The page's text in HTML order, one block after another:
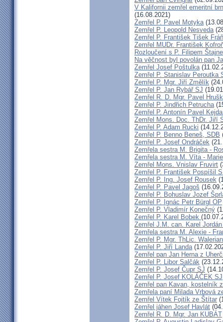
V Kalifornii zemřel emeritní
(16.08.2021)
Zemřel P. Pavel Motyka
Zemřel P. Leopold Nesveda
Zemřel P. František Tišek
Zemřel MUDr. František
Rozloučení s P. Filipem
Na věčnost byl povolán pan
Zemřel Josef Poštulka
Zemřel P. Stanislav Peroutka
Zemřel P. Mgr. Jiří Změlík
Zemřel P. Jan Rybář SJ
Zemřel R. D. Mgr. Pavel
Zemřel P. Jindřich Petrucha
Zemřel P. Antonín Pavel
Zemřel Mons. Doc. ThDr. Jiří
Zemřel P. Adam Rucki
Zemřel P. Benno Beneš, SDB
Zemřel P. Josef Ondráček
Zemřela sestra M. Brigita -
Zemřela sestra M. Víta -
Zemřel Mons. Vnislav Fruvirt
Zemřel P. František Pospíšil
Zemřel P. Ing. Josef Rousek
Zemřel P. Pavel Jagoš
Zemřel P. Bohuslav Jozef
Zemřel P. Ignác Petr Bürgl OP
Zemřel P. Vladimír Konečný
Zemřel P. Karel Bobek
Zemřel J.M. can. Karel
Zemřela sestra M. Alexie -
Zemřel P. Mgr. ThLic.
Zemřel P. Jiří Landa
Zemřel pan Jan Herna z
Zemřel P. Libor Salčák
Zemřel P. Josef Čupr SJ
Zemřel P. Josef KOLÁČEK SJ
Zemřel pan Kavan, kostelník
Zemřela paní Milada Vrbová
Zemřel Vítek Fojtík ze Štítar
Zemřel jáhen Josef Havlát
Zemřel R. D. Mgr. Jan KUBÁT